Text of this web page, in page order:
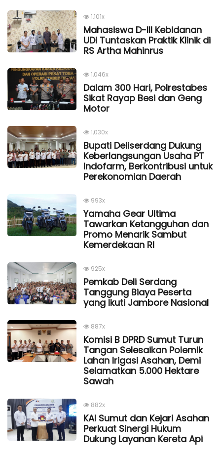
1,101x
Mahasiswa D-III Kebidanan
UDI Tuntaskan Praktik Klinik di
RS Artha Mahinrus
1,046x
Dalam 300 Hari, Polrestabes
Sikat Rayap Besi dan Geng
Motor
1,030x
Bupati Deliserdang Dukung
Keberlangsungan Usaha PT
Indofarm, Berkontribusi untuk
Perekonomian Daerah
993x
Yamaha Gear Ultima
Tawarkan Ketangguhan dan
Promo Menarik Sambut
Kemerdekaan Rl
925x
Pemkab Deli Serdang
Tanggung Biaya Peserta
yang Ikuti Jambore Nasional
887x
Komisi B DPRD Sumut Turun
Tangan Selesaikan Polemik
Lahan Irigasi Asahan, Demi
Selamatkan 5.000 Hektare
Sawah
882x
KAI Sumut dan Kejari Asahan
Perkuat Sinergi Hukum
Dukung Layanan Kereta Api